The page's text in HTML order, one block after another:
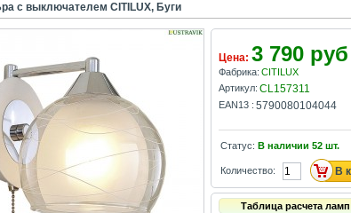
с выключателем CITILUX, Буги
Цена: 3 790 руб
Фабрика: CITILUX
Артикул: CL157311
EAN13 : 5790080104044
Статус: В наличии 52 шт.
Количество:
Таблица расчета